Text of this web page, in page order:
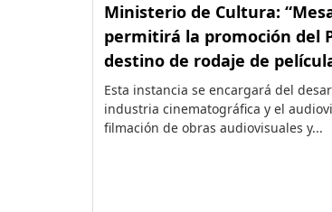
Ministerio de Cultura:
permitirá la promoción del
destino de rodaje de
Esta instancia se encargará del
industria cinematográfica y el
filmación de obras audiovisuales y...